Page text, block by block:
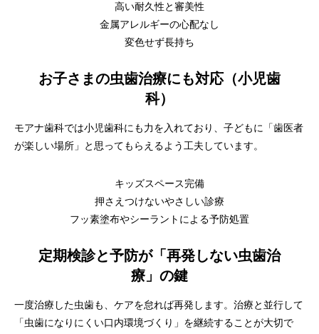
高い耐久性と審美性
金属アレルギーの心配なし
変色せず長持ち
お子さまの虫歯治療にも対応（小児歯
科）
モアナ歯科では小児歯科にも力を入れており、子どもに「歯医者
が楽しい場所」と思ってもらえるよう工夫しています。
キッズスペース完備
押さえつけないやさしい診療
フッ素塗布やシーラントによる予防処置
定期検診と予防が「再発しない虫歯治
療」の鍵
一度治療した虫歯も、ケアを怠れば再発します。治療と並行して
「虫歯になりにくい口内環境づくり」を継続することが大切で